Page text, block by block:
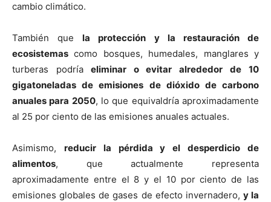
cambio climático.
También quela protección y la restauración de
ecosistemas como bosques, humedales, manglares y
turberas podríaeliminar o evitar alrededor de 10
gigatoneladas de emisiones de dióxido de carbono
anuales para 2050, lo que equivaldría aproximadamente
al 25 por ciento de las emisiones anuales actuales.
Asimismo, reducir la pérdida y el desperdicio de
alimentos, que actualmente representa
aproximadamente entre el 8 y el 10 por ciento de las
emisiones globales de gases de efecto invernadero, y la